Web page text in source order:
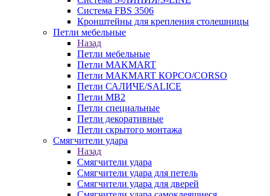
Система FBS 3506
Кронштейны для крепления столешницы
Петли мебельные
Назад
Петли мебельные
Петли MAKMART
Петли MAKMART КОРСО/CORSO
Петли САЛИЧЕ/SALICE
Петли MB2
Петли специальные
Петли декоративные
Петли скрытого монтажа
Смягчители удара
Назад
Смягчители удара
Смягчители удара для петель
Смягчители удара для дверей